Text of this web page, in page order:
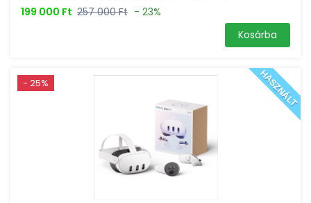
199 000 Ft 257 000 Ft - 23%
Kosárba
- 25% HASZNÁLT